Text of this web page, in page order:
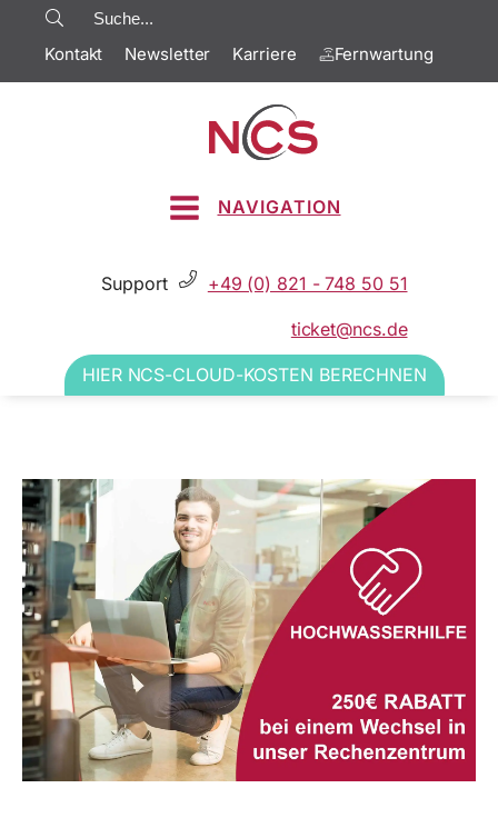
Kontakt Newsletter Karriere Fernwartung
NAVIGATION
Support +49 (0) 821 - 748 50 51
ticket@ncs.de
HIER NCS-CLOUD-KOSTEN BERECHNEN